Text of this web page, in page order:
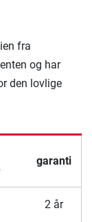
fra
og har
den lovlige
garanti
2 år